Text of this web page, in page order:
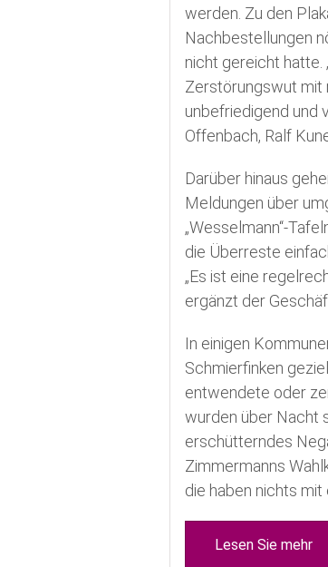
werden. Zu den
Nachbestellungen
nicht gereicht hatte.
Zerstörungswut mit
unbefriedigend und
Offenbach, Ralf
Darüber hinaus
Meldungen über
„Wesselmann“-
die Überreste
„Es ist eine
ergänzt der
In einigen
Schmierfinken
entwendete oder
wurden über Nacht
erschütterndes
Zimmermanns
die haben nichts mit
Lesen Sie mehr